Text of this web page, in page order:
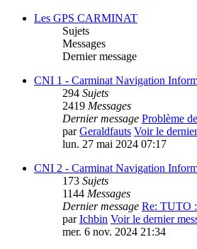
Les GPS CARMINAT
Sujets
Messages
Dernier message
CNI 1 - Carminat Navigation
294 Sujets
2419 Messages
Dernier message Problème
parGeraldfauts Voir le
lun. 27 mai 2024 07:17
CNI 2 - Carminat Navigation
173 Sujets
1144 Messages
Dernier message Re: TUTO
parIchbin Voir le dernier
mer. 6 nov. 2024 21:34